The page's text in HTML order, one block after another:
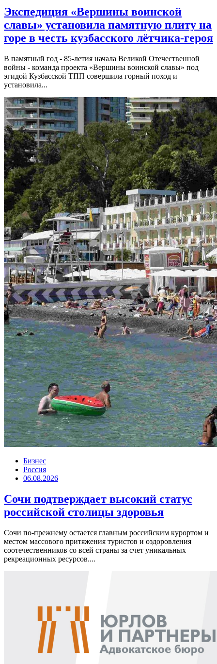
Экспедиция «Вершины воинской
славы» установила памятную плиту на
горе в честь кузбасского лётчика-героя
В памятный год - 85-летия начала Великой Отечественной
войны - команда проекта «Вершины воинской славы» под
эгидой Кузбасской ТПП совершила горный поход и
установила...
Бизнес
Россия
06.08.2026
Сочи подтверждает высокий статус
российской столицы здоровья
Сочи по-прежнему остается главным российским курортом и
местом массового притяжения туристов и оздоровления
соотечественников со всей страны за счет уникальных
рекреационных ресурсов....